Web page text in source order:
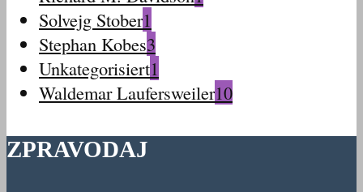
Solvejg Stober1
Stephan Kobes3
Unkategorisiert1
Waldemar Laufersweiler10
ZPRAVODAJ